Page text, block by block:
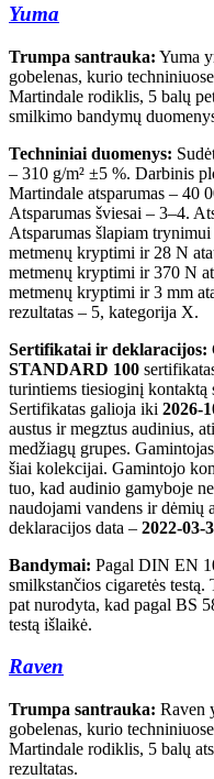
Yuma
Trumpa santrauka: Yuma
gobelenas, kurio
Martindale rodiklis, 5 balų
smilkimo bandymų
Techniniai duomenys:
– 310 g/m² ±5 %. Darbinis
Martindale atsparumas – 40
Atsparumas šviesai – 3–4.
Atsparumas šlapiam
metmenų kryptimi ir 28 N
metmenų kryptimi ir 370 N
metmenų kryptimi ir 3 mm
rezultatas – 5, kategorija X.
Sertifikatai ir deklaracijos:
STANDARD 100
turintiems tiesioginį kontaktą
Sertifikatas galioja iki 2026-
austus ir megztus audinius,
medžiagų grupes.
šiai kolekcijai. Gamintojo
tuo, kad audinio gamyboje
naudojami vandens ir dėmių
deklaracijos data – 2022-03-
Bandymai: Pagal DIN EN
smilkstančios cigaretės
pat nurodyta, kad pagal BS
testą išlaikė.
Raven
Trumpa santrauka: Raven
gobelenas, kurio
Martindale rodiklis, 5 balų
rezultatas.